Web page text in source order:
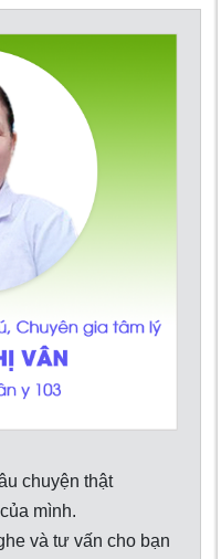
chuyện thật
mình.
và tư vấn cho bạn